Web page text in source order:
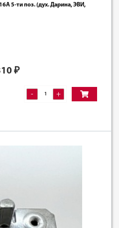
5-ти поз. (дух. Дарина, ЭВИ,
₽
- +